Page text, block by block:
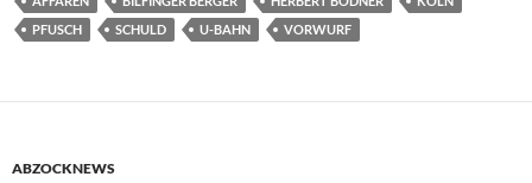
PFUSCH
SCHULD U-BAHN VORWURF
ABZOCKNEWS